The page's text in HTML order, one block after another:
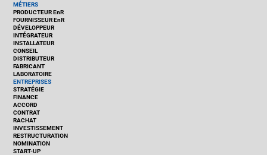
MÉTIERS
PRODUCTEUR EnR
FOURNISSEUR EnR
DÉVELOPPEUR
INTÉGRATEUR
INSTALLATEUR
CONSEIL
DISTRIBUTEUR
FABRICANT
LABORATOIRE
ENTREPRISES
STRATÉGIE
FINANCE
ACCORD
CONTRAT
RACHAT
INVESTISSEMENT
RESTRUCTURATION
NOMINATION
START-UP